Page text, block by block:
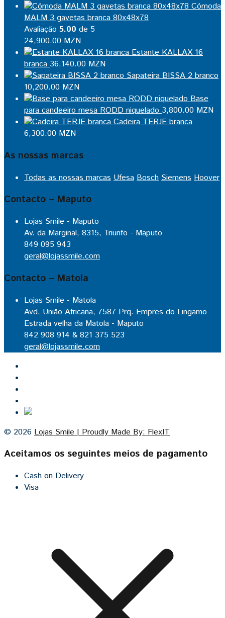
Cómoda
MALM 3 gavetas branca 80x48x78
Avaliação 5.00 de 5
24,900.00 MZN
Estante KALLAX 16
branca 36,140.00 MZN
Sapateira BISSA 2 branco
10,200.00 MZN
Base
para candeeiro mesa RODD niquelado 3,800.00 MZN
Cadeira TERJE branca
6,300.00 MZN
As nossas marcas
Todas as nossas marcas Ufesa Bosch Siemens Hoover
Contacto – Maputo
Lojas Smile - Maputo
Av. da Marginal, 8315, Triunfo - Maputo
849 095 943
geral@lojassmile.com
Contacto – Matola
Lojas Smile - Matola
Avd. União Africana, 7587 Prq. Empres do Lingamo
Estrada velha da Matola - Maputo
842 908 914 & 821 375 523
geral@lojassmile.com
© 2026 Lojas Smile | Proudly Made By: FlexIT
Aceitamos os seguintes meios de pagamento
Cash on Delivery
Visa